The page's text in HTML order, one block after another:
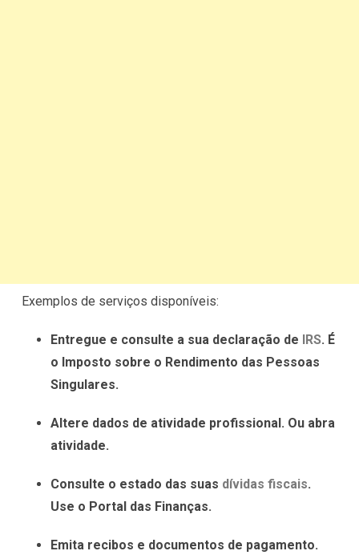
Exemplos de serviços disponíveis:
Entregue e consulte a sua declaração de IRS. É
o Imposto sobre o Rendimento das Pessoas
Singulares.
Altere dados de atividade profissional. Ou abra
atividade.
Consulte o estado das suas dívidas fiscais.
Use o Portal das Finanças.
Emita recibos e documentos de pagamento.